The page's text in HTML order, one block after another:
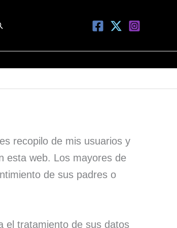
recopilo de mis usuarios y
esta web. Los mayores de
de sus padres o
el tratamiento de sus datos